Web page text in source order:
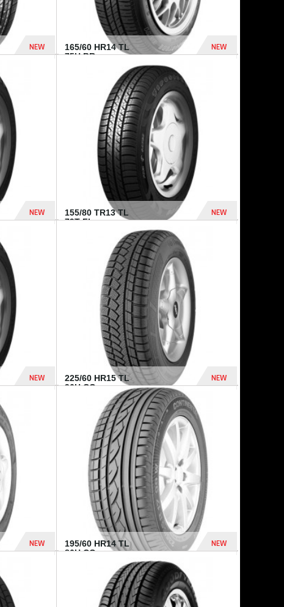
NEW
448 Dhs
165/60 HR14 TL
75H BR...
NEW
NEW
155/80 TR13 TL
79T FI...
NEW
NEW
432 Dhs
225/60 HR15 TL
96H CO...
NEW
1 040 Dhs
NEW
195/60 HR14 TL
86H CO...
NEW
790 Dhs